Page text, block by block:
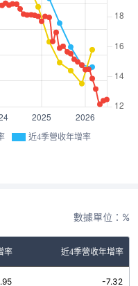
近4季營收年增率
數據單位：%
率 近4季營收年增率
-7.32